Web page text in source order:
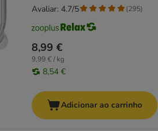
8,99 €
9,99 € / kg
8,54 €
Avaliar: 4.7/5 (295)
Adicionar ao carrinho